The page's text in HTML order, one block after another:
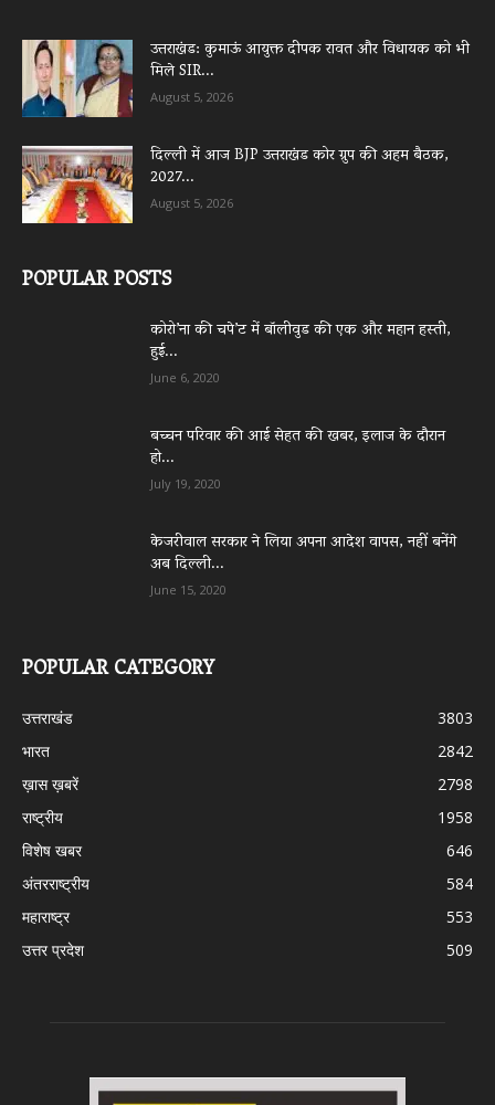
उत्तराखंड: कुमाऊं आयुक्त दीपक रावत और विधायक को भी
मिले SIR...
August 5, 2026
दिल्ली में आज BJP उत्तराखंड कोर ग्रुप की अहम बैठक,
2027...
August 5, 2026
POPULAR POSTS
कोरो’ना की चपे’ट में बॉलीवुड की एक और महान हस्ती,
हुई...
June 6, 2020
बच्चन परिवार की आई सेहत की खबर, इलाज के दौरान
हो...
July 19, 2020
केजरीवाल सरकार ने लिया अपना आदेश वापस, नहीं बनेंगे
अब दिल्ली...
June 15, 2020
POPULAR CATEGORY
उत्तराखंड
3803
भारत
2842
ख़ास ख़बरें
2798
राष्ट्रीय
1958
विशेष खबर
646
अंतरराष्ट्रीय
584
महाराष्ट्र
553
उत्तर प्रदेश
509